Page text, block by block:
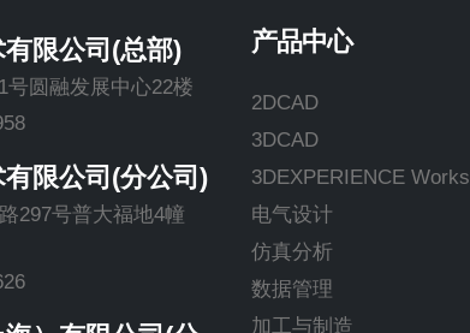
限公司(总部)
号圆融发展中心22楼
限公司(分公司)
297号普大福地4幢
产品中心
2DCAD
3DCAD
3DEXPERIENCE Works
电气设计
仿真分析
数据管理
加工与制造